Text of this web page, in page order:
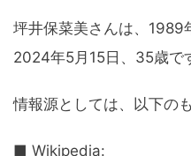
坪井保菜美さんは、1989
2024年5月15日、35歳で
情報源としては、以下の
■ Wikipedia: